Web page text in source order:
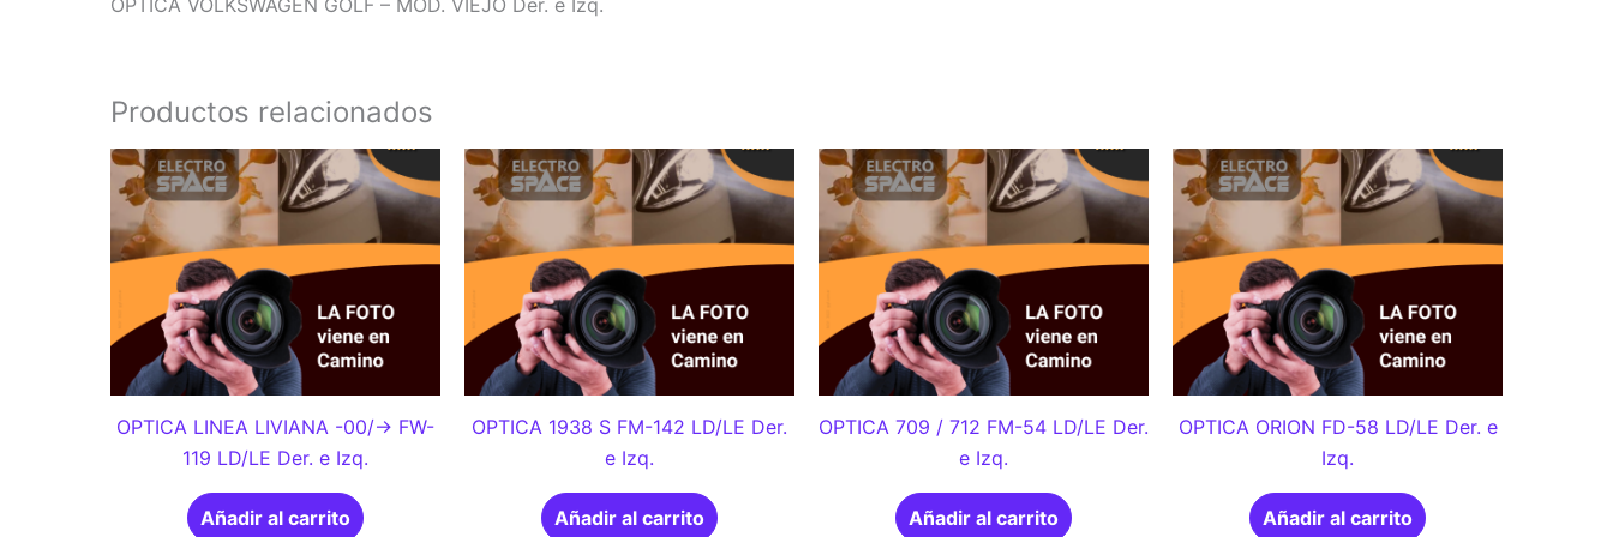
OPTICA VOLKSWAGEN GOLF – MOD. VIEJO Der. e Izq.
Productos relacionados
OPTICA LINEA LIVIANA -00/-> FW-
119 LD/LE Der. e Izq.
Añadir al carrito
OPTICA 1938 S FM-142 LD/LE Der.
e Izq.
Añadir al carrito
OPTICA 709 / 712 FM-54 LD/LE Der.
e Izq.
Añadir al carrito
OPTICA ORION FD-58 LD/LE Der. e
Izq.
Añadir al carrito